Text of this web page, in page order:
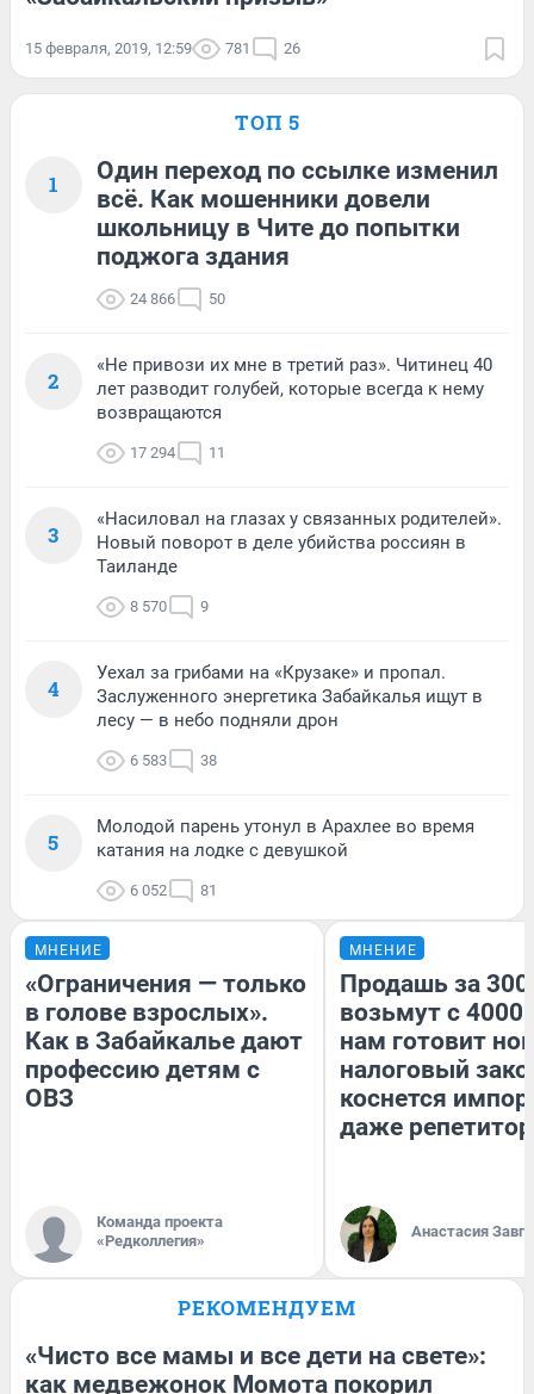
15 февраля, 2019, 12:59 781 26
ТОП 5
1
Один переход по ссылке изменил
всё. Как мошенники довели
школьницу в Чите до попытки
поджога здания
24 866 50
2
«Не привози их мне в третий раз». Читинец 40
лет разводит голубей, которые всегда к нему
возвращаются
17 294 11
3
«Насиловал на глазах у связанных родителей».
Новый поворот в деле убийства россиян в
Таиланде
8 570 9
4
Уехал за грибами на «Крузаке» и пропал.
Заслуженного энергетика Забайкалья ищут в
лесу — в небо подняли дрон
6 583 38
5
Молодой парень утонул в Арахлее во время
катания на лодке с девушкой
6 052 81
МНЕНИЕ
«Ограничения — только
в голове взрослых».
Как в Забайкалье дают
профессию детям с
ОВЗ
Команда проекта
«Редколлегия»
МНЕНИЕ
Продашь за
возьмут с
нам готовит
налоговый
коснется
даже
Анастасия
РЕКОМЕНДУЕМ
«Чисто все мамы и все дети на свете»:
как медвежонок Момота покорил